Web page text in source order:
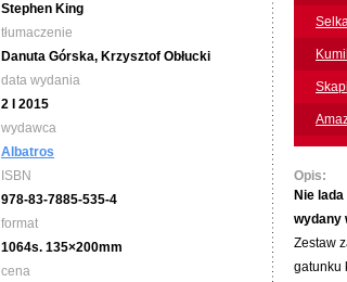
Stephen King
tłumaczenie
Danuta Górska, Krzysztof Obłucki
data wydania
2 I 2015
wydawca
Albatros
ISBN
978-83-7885-535-4
format
1064s. 135×200mm
cena
Opis:
Nie
wydany
Zestaw
gatunku